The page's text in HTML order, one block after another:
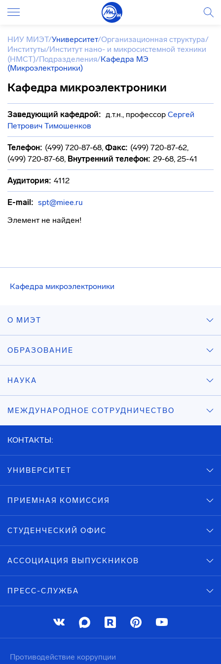
Кафедра микроэлектроники
НИУ МИЭТ/Университет/Организационная структура/
Институты/Институт нано- и микросистемной техники
(НМСТ)/Подразделения/Кафедра МЭ
(Микроэлектроники)
Кафедра микроэлектроники
Заведующий кафедрой: д.т.н., профессор Сергей
Петрович Тимошенков
Телефон: (499) 720-87-68, Факс: (499) 720-87-62,
(499) 720-87-68, Внутренний телефон: 29-68, 25-41
Аудитория: 4112
E-mail: spt@miee.ru
Элемент не найден!
О МИЭТ
ОБРАЗОВАНИЕ
НАУКА
МЕЖДУНАРОДНОЕ СОТРУДНИЧЕСТВО
КОНТАКТЫ:
УНИВЕРСИТЕТ
ПРИЕМНАЯ КОМИССИЯ
СТУДЕНЧЕСКИЙ ОФИС
АССОЦИАЦИЯ ВЫПУСКНИКОВ
ПРЕСС-СЛУЖБА
Противодействие коррупции